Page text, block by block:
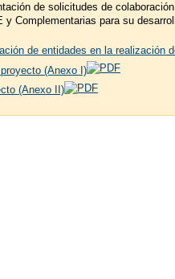
de solicitudes de
y Complementarias para su
de entidades en la realización
(Anexo I)
(Anexo II)